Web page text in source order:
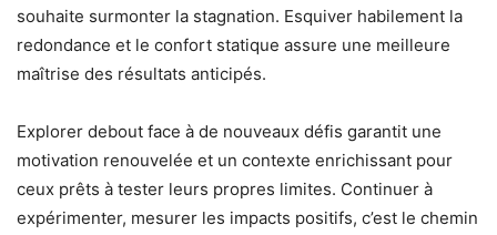
souhaite surmonter la stagnation. Esquiver habilement la
redondance et le confort statique assure une meilleure
maîtrise des résultats anticipés.
Explorer debout face à de nouveaux défis garantit une
motivation renouvelée et un contexte enrichissant pour
ceux prêts à tester leurs propres limites. Continuer à
expérimenter, mesurer les impacts positifs, c’est le chemin